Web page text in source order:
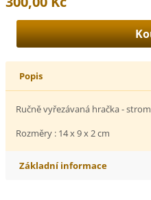
Popis
Ručně vyřezávaná hračka - strom
Rozměry : 14 x 9 x 2 cm
Základní informace